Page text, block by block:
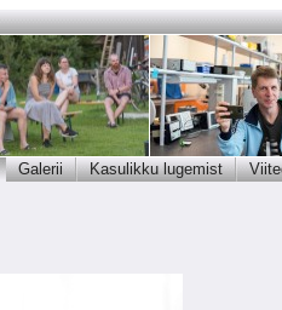
Galerii Kasulikku lugemist